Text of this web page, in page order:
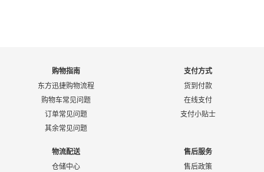
购物指南
东方迅捷购物流程
购物车常见问题
订单常见问题
其余常见问题
支付方式
货到付款
在线支付
支付小贴士
物流配送
仓储中心
售后服务
售后政策